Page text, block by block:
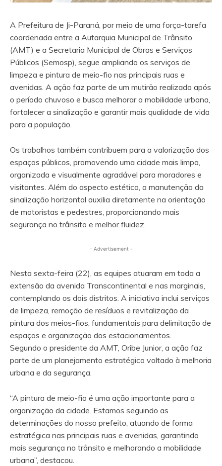
A Prefeitura de Ji-Paraná, por meio de uma força-tarefa
coordenada entre a Autarquia Municipal de Trânsito
(AMT) e a Secretaria Municipal de Obras e Serviços
Públicos (Semosp), segue ampliando os serviços de
limpeza e pintura de meio-fio nas principais ruas e
avenidas. A ação faz parte de um mutirão realizado após
o período chuvoso e busca melhorar a mobilidade urbana,
fortalecer a sinalização e garantir mais qualidade de vida
para a população.
Os trabalhos também contribuem para a valorização dos
espaços públicos, promovendo uma cidade mais limpa,
organizada e visualmente agradável para moradores e
visitantes. Além do aspecto estético, a manutenção da
sinalização horizontal auxilia diretamente na orientação
de motoristas e pedestres, proporcionando mais
segurança no trânsito e melhor fluidez.
- Advertisement -
Nesta sexta-feira (22), as equipes atuaram em toda a
extensão da avenida Transcontinental e nas marginais,
contemplando os dois distritos. A iniciativa inclui serviços
de limpeza, remoção de resíduos e revitalização da
pintura dos meios-fios, fundamentais para delimitação de
espaços e organização dos estacionamentos.
Segundo o presidente da AMT, Oribe Junior, a ação faz
parte de um planejamento estratégico voltado à melhoria
urbana e da segurança.
“A pintura de meio-fio é uma ação importante para a
organização da cidade. Estamos seguindo as
determinações do nosso prefeito, atuando de forma
estratégica nas principais ruas e avenidas, garantindo
mais segurança no trânsito e melhorando a mobilidade
urbana”, destacou.